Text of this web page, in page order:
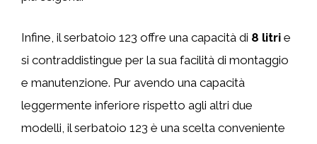
Infine, il serbatoio 123 offre una capacità di 8 litri e
si contraddistingue per la sua facilità di montaggio
e manutenzione. Pur avendo una capacità
leggermente inferiore rispetto agli altri due
modelli, il serbatoio 123 è una scelta conveniente